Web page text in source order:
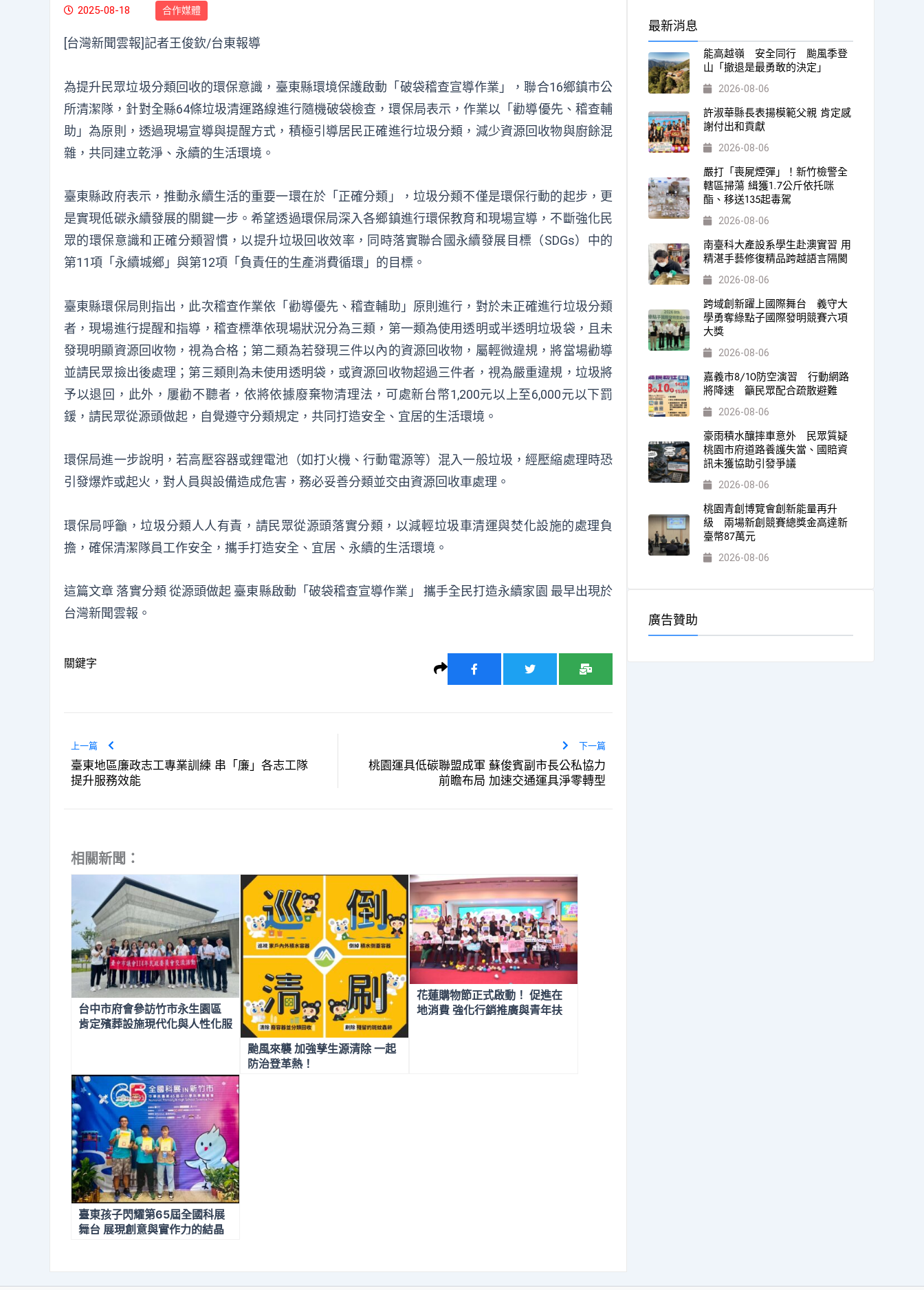
2025-08-18 合作媒體
[台灣新聞雲報]記者王俊欽/台東報導
為提升民眾垃圾分類回收的環保意識，臺東縣環境保護啟動「破袋稽查宣導作業」，聯合16鄉鎮市公
所清潔隊，針對全縣64條垃圾清運路線進行隨機破袋檢查，環保局表示，作業以「勸導優先、稽查輔
助」為原則，透過現場宣導與提醒方式，積極引導居民正確進行垃圾分類，減少資源回收物與廚餘混
雜，共同建立乾淨、永續的生活環境。
臺東縣政府表示，推動永續生活的重要一環在於「正確分類」，垃圾分類不僅是環保行動的起步，更
是實現低碳永續發展的關鍵一步。希望透過環保局深入各鄉鎮進行環保教育和現場宣導，不斷強化民
眾的環保意識和正確分類習慣，以提升垃圾回收效率，同時落實聯合國永續發展目標（SDGs）中的
第11項「永續城鄉」與第12項「負責任的生產消費循環」的目標。
臺東縣環保局則指出，此次稽查作業依「勸導優先、稽查輔助」原則進行，對於未正確進行垃圾分類
者，現場進行提醒和指導，稽查標準依現場狀況分為三類，第一類為使用透明或半透明垃圾袋，且未
發現明顯資源回收物，視為合格；第二類為若發現三件以內的資源回收物，屬輕微違規，將當場勸導
並請民眾撿出後處理；第三類則為未使用透明袋，或資源回收物超過三件者，視為嚴重違規，垃圾將
予以退回，此外，屢勸不聽者，依將依據廢棄物清理法，可處新台幣1,200元以上至6,000元以下罰
鍰，請民眾從源頭做起，自覺遵守分類規定，共同打造安全、宜居的生活環境。
環保局進一步說明，若高壓容器或鋰電池（如打火機、行動電源等）混入一般垃圾，經壓縮處理時恐
引發爆炸或起火，對人員與設備造成危害，務必妥善分類並交由資源回收車處理。
環保局呼籲，垃圾分類人人有責，請民眾從源頭落實分類，以減輕垃圾車清運與焚化設施的處理負
擔，確保清潔隊員工作安全，攜手打造安全、宜居、永續的生活環境。
這篇文章 落實分類 從源頭做起 臺東縣啟動「破袋稽查宣導作業」 攜手全民打造永續家園 最早出現於
台灣新聞雲報 。
關鍵字
上一篇
臺東地區廉政志工專業訓練 串「廉」各志工隊
提升服務效能
下一篇
桃園運具低碳聯盟成軍 蘇俊賓副市長公私協力
前瞻布局 加速交通運具淨零轉型
相關新聞：
台中市府會參訪竹市永生園區
肯定殯葬設施現代化與人性化服
颱風來襲 加強孳生源清除 一起
防治登革熱！
花蓮購物節正式啟動！ 促進在
地消費 強化行銷推廣與青年扶
臺東孩子閃耀第65屆全國科展
舞台 展現創意與實作力的結晶
最新消息
能高越嶺 安全同行 颱風季登
山「撤退是最勇敢的決定」
2026-08-06
許淑華縣長表揚模範父親 肯定感
謝付出和貢獻
2026-08-06
嚴打「喪屍煙彈」！新竹檢警全
轄區掃蕩 緝獲1.7公斤依托咪
酯、移送135起毒駕
2026-08-06
南臺科大產設系學生赴澳實習 用
精湛手藝修復精品跨越語言隔閡
2026-08-06
跨域創新躍上國際舞台 義守大
學勇奪綠點子國際發明競賽六項
大獎
2026-08-06
嘉義市8/10防空演習 行動網路
將降速 籲民眾配合疏散避難
2026-08-06
豪雨積水釀摔車意外 民眾質疑
桃園市府道路養護失當、國賠資
訊未獲協助引發爭議
2026-08-06
桃園青創博覽會創新能量再升
級 兩場新創競賽總獎金高達新
臺幣87萬元
2026-08-06
廣告贊助